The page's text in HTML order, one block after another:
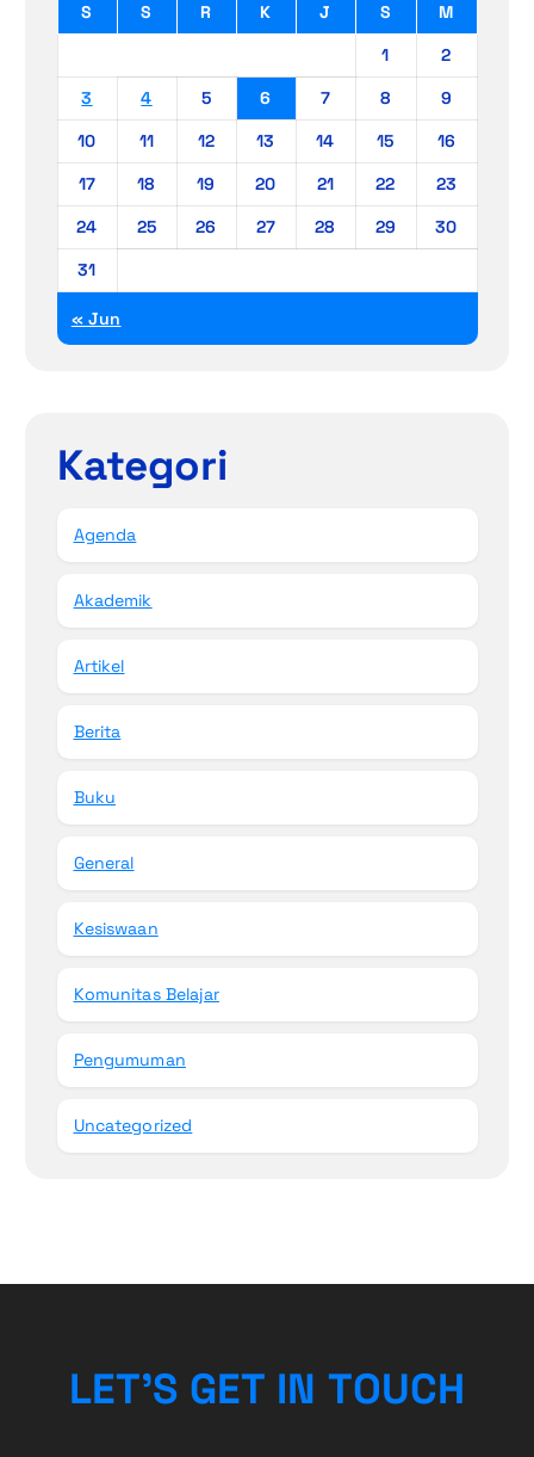
S S R K J S
M
1
2
3
4 5 6 7 8
9
10
11 12 13 14 15
16
17
18 19 20 21 22
23
24
25 26 27 28 29
30
31
« Jun
Kategori
Agenda
Akademik
Artikel
Berita
Buku
General
Kesiswaan
Komunitas Belajar
Pengumuman
Uncategorized
LET’S GET IN TOUCH